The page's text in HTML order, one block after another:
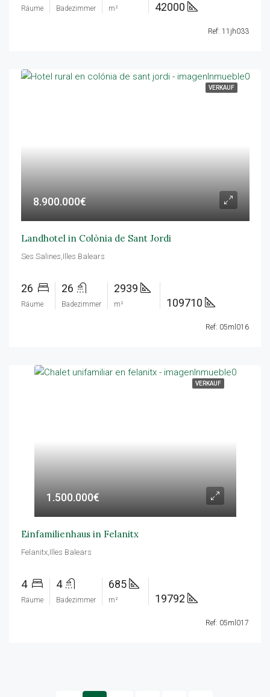
Räume Badezimmer m² 42000
Ref: 11jh033
VERKAUF
8.900.000€
Landhotel in Colònia de Sant Jordi
Ses Salines,Illes Balears
26
Räume
26
Badezimmer
2939
m² 109710
Ref: 05ml016
VERKAUF
1.500.000€
Einfamilienhaus in Felanitx
Felanitx,Illes Balears
4
Räume
4
Badezimmer
685
m² 19792
Ref: 05ml017